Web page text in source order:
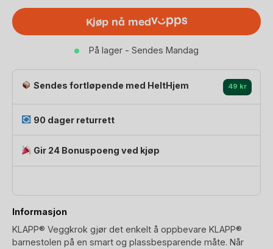
KLAPP
Barnestol
antall
Kjøp nå med
På lager - Sendes Mandag
Sendes fortløpende med HeltHjem 49 kr
90 dager returrett
Gir 24 Bonuspoeng ved kjøp
Informasjon
KLAPP® Veggkrok gjør det enkelt å oppbevare KLAPP®
barnestolen på en smart og plassbesparende måte. Når